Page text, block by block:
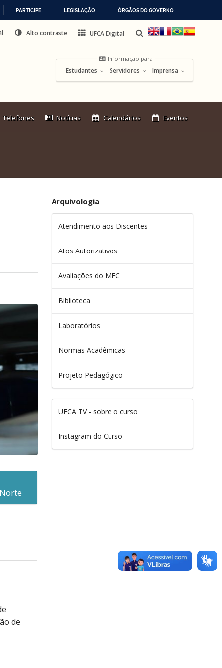
PARTICIPE LEGISLAÇÃO ÓRGÃOS DO GOVERNO
Alto contraste UFCA Digital
Informação para
Estudantes Servidores Imprensa
Link
Telefones Notícias Calendários Eventos
de
Arquivologia
Atendimento aos Discentes
Atos Autorizativos
Avaliações do MEC
Biblioteca
Laboratórios
Normas Acadêmicas
Projeto Pedagógico
UFCA TV - sobre o curso
Instagram do Curso